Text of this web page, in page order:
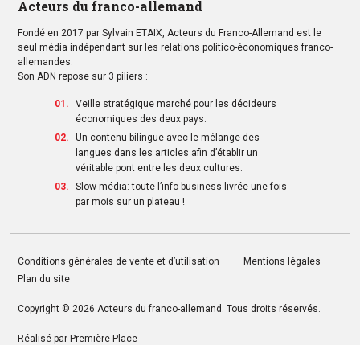
Acteurs du franco-allemand
Fondé en 2017 par Sylvain ETAIX, Acteurs du Franco-Allemand est le
seul média indépendant sur les relations politico-économiques franco-
allemandes.
Son ADN repose sur 3 piliers :
Veille stratégique marché pour les décideurs
économiques des deux pays.
Un contenu bilingue avec le mélange des
langues dans les articles afin d’établir un
véritable pont entre les deux cultures.
Slow média: toute l’info business livrée une fois
par mois sur un plateau !
Conditions générales de vente et d’utilisation
Mentions légales
Plan du site
Copyright © 2026 Acteurs du franco-allemand . Tous droits réservés.
Réalisé par Première Place